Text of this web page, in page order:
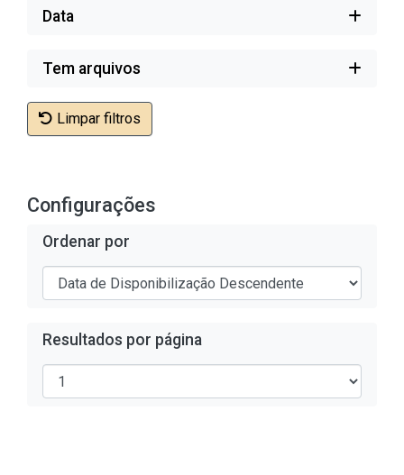
Data
Tem arquivos
Limpar filtros
Configurações
Ordenar por
Resultados por página